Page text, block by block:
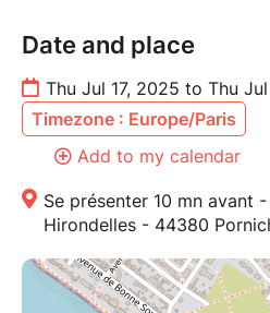
Date and place
Thu Jul 17, 2025 to Thu
Timezone : Europe/Paris
Add to my calendar
Se présenter 10 mn avant
Hirondelles - 44380